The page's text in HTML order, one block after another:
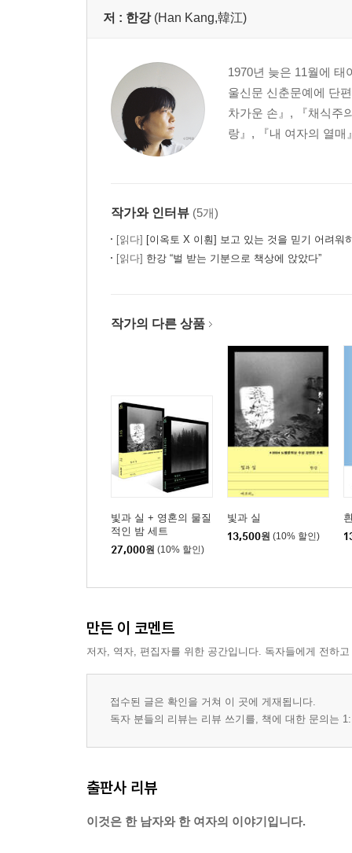
저 : 한강 (Han Kang,韓江)
1970년 늦은 11월에
울신문 신춘문예에 단
차가운 손』, 『채식주
랑』, 『내 여자의 열매
작가와 인터뷰 (5개)
[읽다] [이옥토 X 이훤] 보고 있는 것을 믿기 어려워
[읽다] 한강 “벌 받는 기분으로 책상에 앉았다”
작가의 다른 상품
빛과 실 + 영혼의 물질
적인 밤 세트
27,000원 (10% 할인)
빛과 실
13,500원 (10% 할인)
만든 이 코멘트
저자, 역자, 편집자를 위한 공간입니다. 독자들에게 전하
접수된 글은 확인을 거쳐 이 곳에 게재됩니다.
독자 분들의 리뷰는 리뷰 쓰기를, 책에 대한 문의는
출판사 리뷰
이것은 한 남자와 한 여자의 이야기입니다.